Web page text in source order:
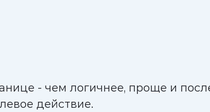
- чем логичнее, проще и
действие.